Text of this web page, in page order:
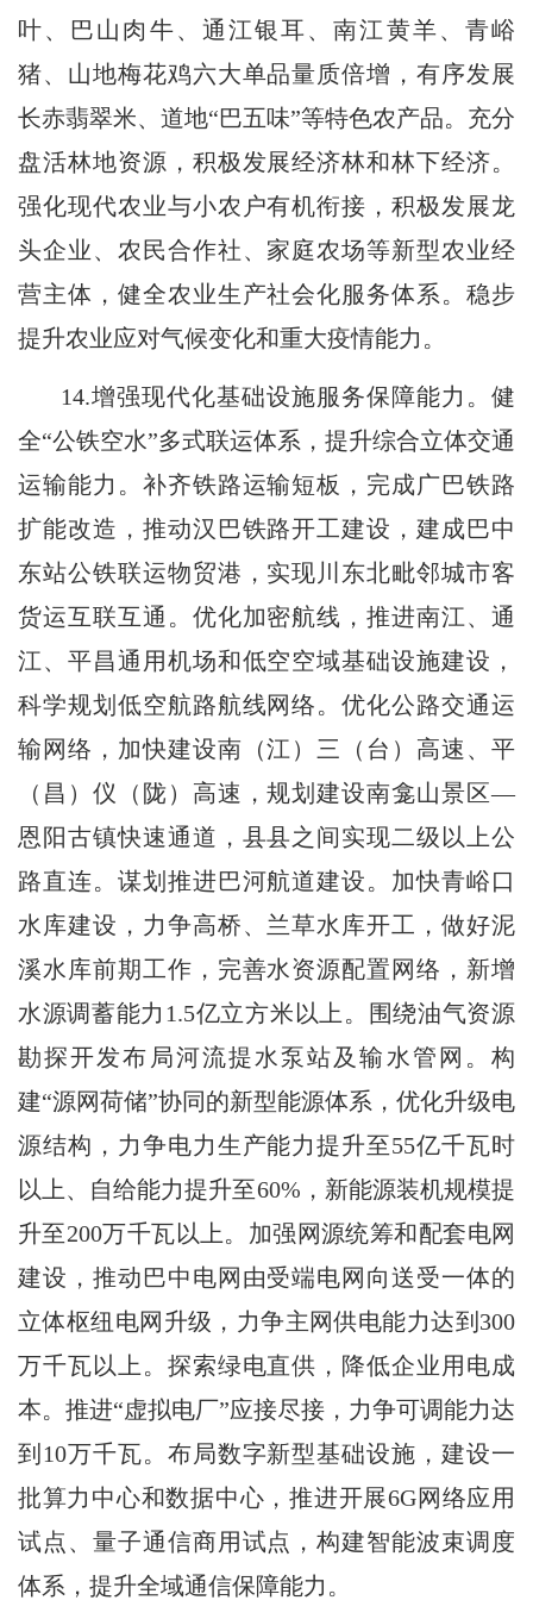
叶、巴山肉牛、通江银耳、南江黄羊、青峪
猪、山地梅花鸡六大单品量质倍增，有序发展
长赤翡翠米、道地“巴五味”等特色农产品。充分
盘活林地资源，积极发展经济林和林下经济。
强化现代农业与小农户有机衔接，积极发展龙
头企业、农民合作社、家庭农场等新型农业经
营主体，健全农业生产社会化服务体系。稳步
提升农业应对气候变化和重大疫情能力。
14.增强现代化基础设施服务保障能力。健
全“公铁空水”多式联运体系，提升综合立体交通
运输能力。补齐铁路运输短板，完成广巴铁路
扩能改造，推动汉巴铁路开工建设，建成巴中
东站公铁联运物贸港，实现川东北毗邻城市客
货运互联互通。优化加密航线，推进南江、通
江、平昌通用机场和低空空域基础设施建设，
科学规划低空航路航线网络。优化公路交通运
输网络，加快建设南（江）三（台）高速、平
（昌）仪（陇）高速，规划建设南龛山景区―
恩阳古镇快速通道，县县之间实现二级以上公
路直连。谋划推进巴河航道建设。加快青峪口
水库建设，力争高桥、兰草水库开工，做好泥
溪水库前期工作，完善水资源配置网络，新增
水源调蓄能力1.5亿立方米以上。围绕油气资源
勘探开发布局河流提水泵站及输水管网。构
建“源网荷储”协同的新型能源体系，优化升级电
源结构，力争电力生产能力提升至55亿千瓦时
以上、自给能力提升至60%，新能源装机规模提
升至200万千瓦以上。加强网源统筹和配套电网
建设，推动巴中电网由受端电网向送受一体的
立体枢纽电网升级，力争主网供电能力达到300
万千瓦以上。探索绿电直供，降低企业用电成
本。推进“虚拟电厂”应接尽接，力争可调能力达
到10万千瓦。布局数字新型基础设施，建设一
批算力中心和数据中心，推进开展6G网络应用
试点、量子通信商用试点，构建智能波束调度
体系，提升全域通信保障能力。